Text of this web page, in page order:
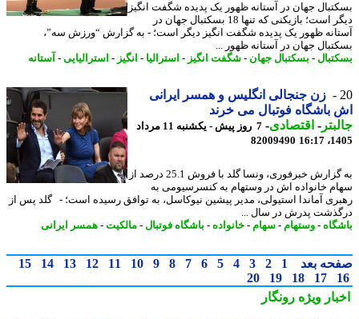
جهان در آستانه ظهور یک پدیده شگفت انگیز
دیگر است؛ بازیکنی که تنها 18 بسکتبال جهان در
ظهور یک پدیده شگفت انگیز دیگر است؛ - به گزارش “ورزش سه”،
جهان در آستانه ظهور ...
-بسکتبال جهان-شگفت انگیز -استرالیا- انگیز -استرالیایی-آستانه
زن جنجالی انگلیس و همسر ایرانی
باشگاه فوتبال می خرند
-اقتصادی-
7 روز پیش - یکشنبه 11 مرداد
82009490
به گزارش خبرفوری، ونسا گلد با فروش 25.1 درصد از
خانواده اش در وستهام به کنسرسیومی به
آماندا استیولی، مدیر پیشین نیوکاسل، به توافق رسیده است؛ - گلد پس از
پدرش در سال ...
-وستهام-سهام-خانواده- باشگاه فوتبال-مالکیت-همسر ایرانی
بعد 1
2
3
4
5
6
7
8
9
10
11
12
13
14
15
17
18
19
20
ویژهرونگار